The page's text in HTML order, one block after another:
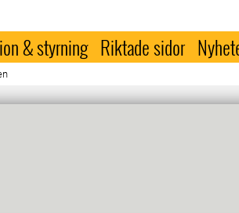
& styrning Riktade sidor